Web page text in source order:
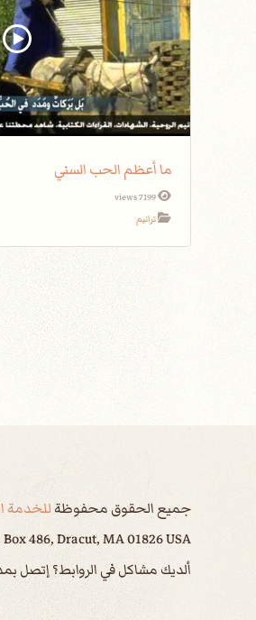
ما أعظم الحب السني
7199 views
ترانيم
جميع الحقوق محفوظةللخدمة
Box 486, Dracut, MA 01826 USA -
ألديك مشاكل في الروابط؟ إتصل